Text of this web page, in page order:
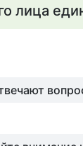
лица